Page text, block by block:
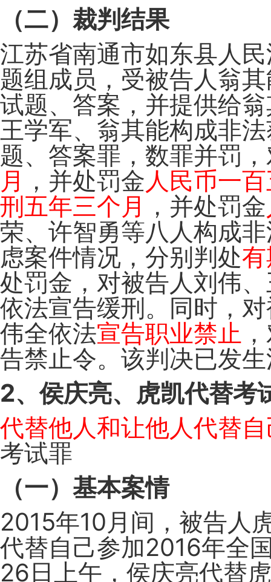
（二）裁判结果
江苏省南通市如东县人
题组成员，受被告人翁
试题、答案，并提供给
王学军、翁其能构成非
题、答案罪，数罪并罚
月 ，并处罚金人民币一
刑五年三个月 ，并处罚金
荣、许智勇等八人构成
虑案件情况，分别判处
处罚金，对被告人刘伟
依法宣告缓刑。同时，
伟全依法宣告职业禁止
告禁止令。该判决已发
2、侯庆亮、虎凯代替考
代替他人和让他人代替
考试罪
（一）基本案情
2015年10月间，被告人
代替自己参加2016年全
26日上午，侯庆亮代替